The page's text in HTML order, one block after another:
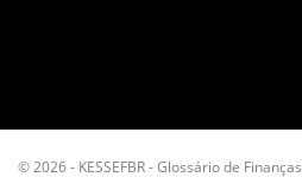
© 2026 - KESSEFBR - Glossário de